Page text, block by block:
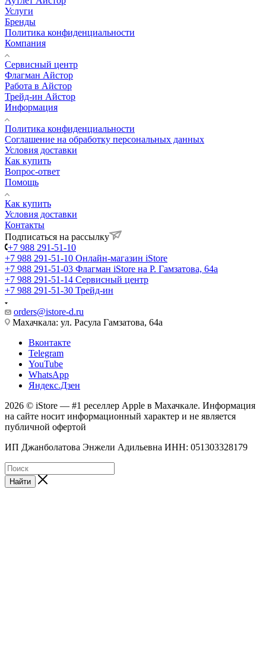
Услуги
Бренды
Политика конфиденциальности
Компания
Сервисный центр
Флагман Айстор
Работа в Айстор
Трейд-ин Айстор
Информация
Политика конфиденциальности
Соглашение на обработку персональных данных
Условия доставки
Как купить
Вопрос-ответ
Помощь
Как купить
Условия доставки
Контакты
Подписаться на рассылку
+7 988 291-51-10
+7 988 291-51-10 Онлайн-магазин iStore
+7 988 291-51-03 Флагман iStore на Р. Гамзатова, 64а
+7 988 291-51-14 Сервисный центр
+7 988 291-51-30 Трейд-ин
orders@istore-d.ru
Махачкала: ул. Расула Гамзатова, 64а
Вконтакте
Telegram
YouTube
WhatsApp
Яндекс.Дзен
2026 © iStore — #1 реселлер Apple в Махачкале. Информация
на сайте носит информационный характер и не является
публичной офертой
ИП Джанболатова Энжели Адильевна ИНН: 051303328179
Найти